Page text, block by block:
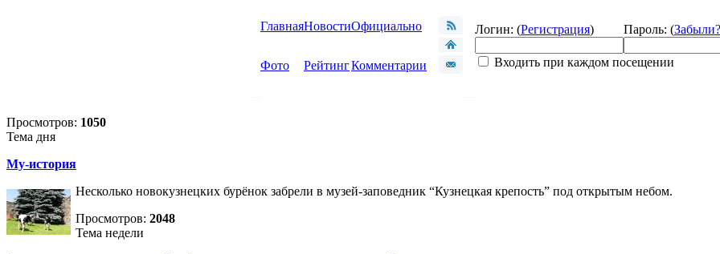
ГлавнаяНовостиОфициально
Фото РейтингКомментарии
Логин: (Регистрация) Пароль: (Забыли?
Входить при каждом посещении
Просмотров: 1050
Тема дня
Му-история
Несколько новокузнецких бурёнок забрели в музей-заповедник “Кузнецкая крепость” под открытым небом.
Просмотров: 2048
Тема недели